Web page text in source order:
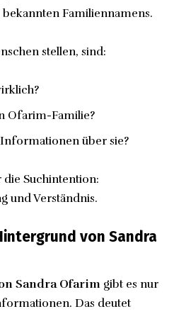
Familiennamens.
stellen, sind:
Ofarim-Familie?
über sie?
die Suchintention:
und Verständnis.
von Sandra
Sandra Ofarim gibt es nur
Das deutet